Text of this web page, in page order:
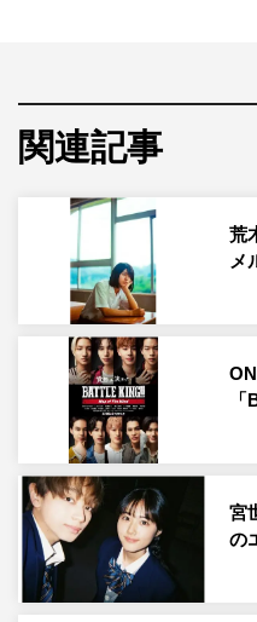
ろだくと）で連載され、
【SIDE B】の計2巻として
の人気漫画「スメルズ ラ
年以上の時を経て実写ドラ
本作は、閉鎖的な平成の
ティティに目覚め、彼を
夏の淡い青春ストーリー。
い”という理由で、同級生
唯一の心のよりどころが
服を着たりすることが日
シ役を、まだ18歳ながら
る。
このたび、追加キャスト
が決定。曽野が演じるの
関連記事
荒
メ
宮
の